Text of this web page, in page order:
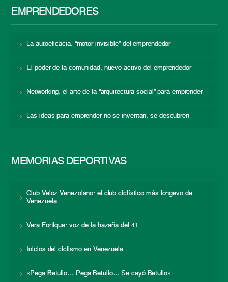
EMPRENDEDORES
La autoeficacia: “motor invisible” del emprendedor
El poder de la comunidad: nuevo activo del emprendedor
Networking: el arte de la “arquitectura social” para emprender
Las ideas para emprender no se inventan, se descubren
MEMORIAS DEPORTIVAS
Club Veloz Venezolano: el club ciclístico más longevo de
Venezuela
Vera Fortique: voz de la hazaña del 41
Inicios del ciclismo en Venezuela
«Pega Betulio… Pega Betulio… Se cayó Betulio»